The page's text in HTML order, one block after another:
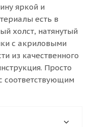
яркой и
есть в
холст, натянутый
с акриловыми
из качественного
Просто
соответствующим